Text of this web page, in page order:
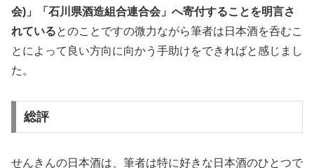
会)」「石川県酒造組合連合会」へ寄付することを明言さ
れているとのことですの微力ながら筆者は日本酒を呑むこ
とによって良い方向に向かう手助けをできればと感じまし
た。
総評
せんきんの日本酒は、筆者は特に好きな日本酒のひとつで